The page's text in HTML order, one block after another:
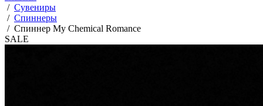
/ Сувениры
/ Спиннеры
/ Спиннер My Chemical Romance
SALE